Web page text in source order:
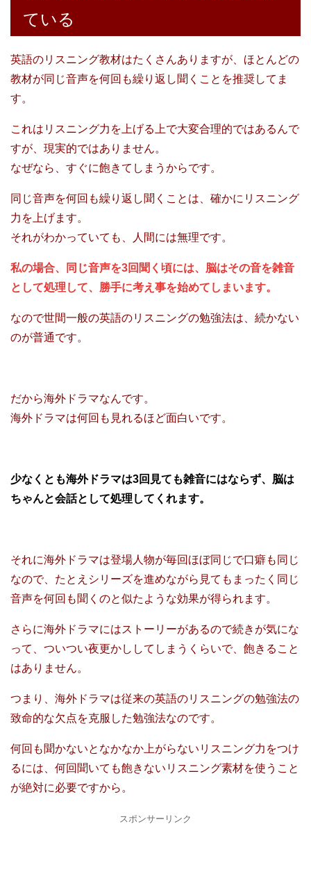
ている
英語のリスニング教材はたくさんありますが、ほとんどの
教材が同じ音声を何回も繰り返し聞くことを推奨してま
す。
これはリスニング力を上げる上で大変合理的ではあるんで
すが、現実的ではありません。
なぜなら、すぐに飽きてしまうからです。
同じ音声を何回も繰り返し聞くことは、確かにリスニング
力を上げます。
それがわかっていても、人間には無理です。
私の場合、同じ音声を3回聞く頃には、脳はその音を雑音
として処理して、勝手に考え事を始めてしまいます。
なので世間一般の英語のリスニングの勉強法は、続かない
のが普通です。
だから海外ドラマなんです。
海外ドラマは何回も見れるほど面白いです。
少なくとも海外ドラマは3回見ても雑音にはならず、脳は
ちゃんと会話として処理してくれます。
それに海外ドラマは登場人物が毎回ほぼ同じで口癖も同じ
なので、たとえシリーズを進めながら見てもまったく同じ
音声を何回も聞くのと似たような効果が得られます。
さらに海外ドラマにはストーリーがあるので続きが気にな
って、ついつい夜更かししてしまうくらいで、飽きること
はありません。
つまり、海外ドラマは従来の英語のリスニングの勉強法の
致命的な欠点を克服した勉強法なのです。
何回も聞かないとなかなか上がらないリスニング力をつけ
るには、何回聞いても飽きないリスニング素材を使うこと
が絶対に必要ですから。
スポンサーリンク